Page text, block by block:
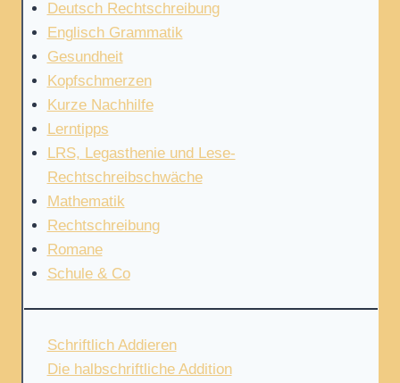
Deutsch Rechtschreibung
Englisch Grammatik
Gesundheit
Kopfschmerzen
Kurze Nachhilfe
Lerntipps
LRS, Legasthenie und Lese-
Rechtschreibschwäche
Mathematik
Rechtschreibung
Romane
Schule & Co
Schriftlich Addieren
Die halbschriftliche Addition